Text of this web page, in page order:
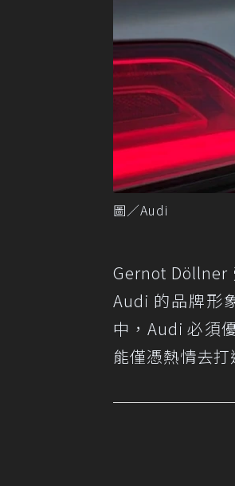
圖／Audi
Gernot Döllner
Audi 的品牌形
中，Audi 必須
能僅憑熱情去